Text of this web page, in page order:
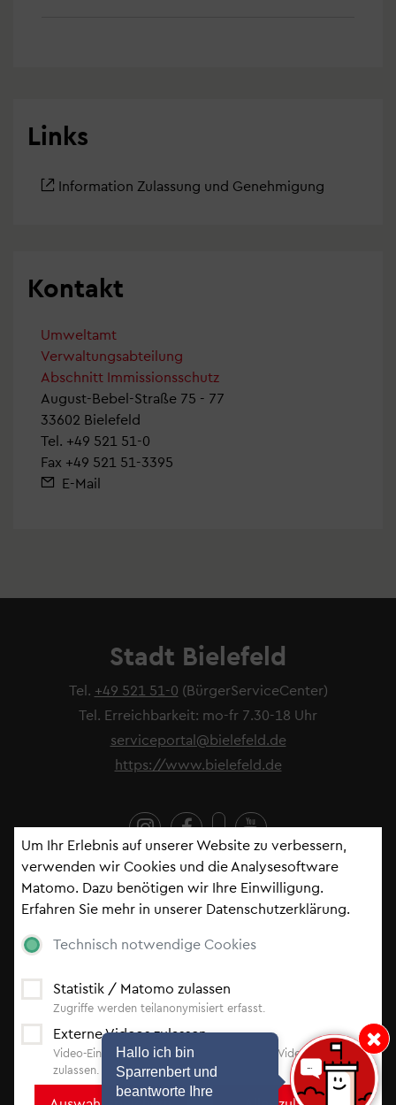
Um Ihr Erlebnis auf unserer Website zu verbessern,
verwenden wir Cookies und die Analysesoftware
Matomo. Dazu benötigen wir Ihre Einwilligung.
Erfahren Sie mehr in unserer Datenschutzerklärung.
Technisch notwendige Cookies
Statistik / Matomo zulassen
Zugriffe werden teilanonymisiert erfasst.
Externe Videos zulassen
Video-Einbindung von YouTube, Vimeo und Video.Taxi
zulassen.
Links
Information Zulassung und Genehmigung
Kontakt
Umweltamt
Verwaltungsabteilung
Abschnitt Immissionsschutz
August-Bebel-Straße 75 - 77
33602 Bielefeld
Tel. +49 521 51-0
Fax +49 521 51-3395
E-Mail
Stadt Bielefeld
Tel. +49 521 51-0 (BürgerServiceCenter)
Tel. Erreichbarkeit: mo-fr 7.30-18 Uhr
serviceportal@bielefeld.de
https://www.bielefeld.de
Fußzeile
Serviceportal
Impressum
Datenschutzerklärung
Cookie-Einstellungen
Erklärung zur Barrierefreiheit
Newsletter
Bleiben Sie auf dem Laufenden - abonnieren Sie
Hinweis: Hallo
Hallo ich bin
Sparrenbert und
beantworte Ihre